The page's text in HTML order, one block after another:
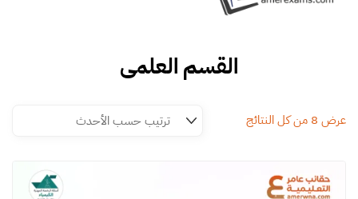
القسم العلمي
عرض ⁦8⁩ من كل النتائج